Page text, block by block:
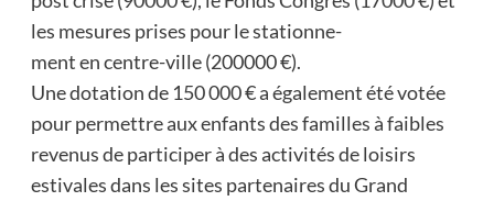
les mesures prises pour le stationne-
ment en centre-ville (200000 €).
Une dotation de 150 000 € a également été votée
pour permettre aux enfants des familles à faibles
revenus de participer à des activités de loisirs
estivales dans les sites partenaires du Grand